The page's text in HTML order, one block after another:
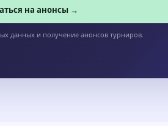
на анонсы →
данных и получение анонсов турниров.